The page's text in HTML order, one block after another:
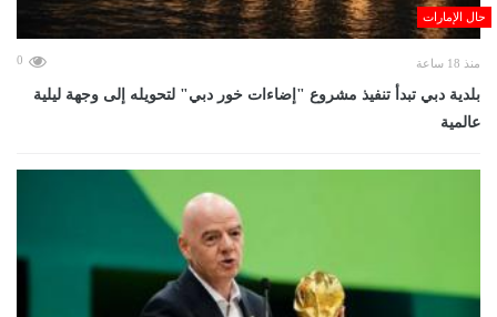
حال الإمارات
منذ 18 ساعة 0
بلدية دبي تبدأ تنفيذ مشروع "إضاءات خور دبي" لتحويله إلى وجهة ليلية
عالمية